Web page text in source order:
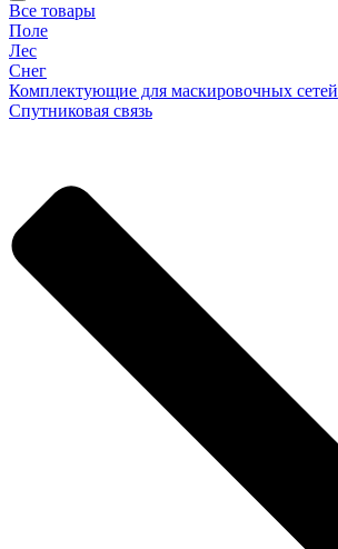
Все товары
Поле
Лес
Снег
Комплектующие для маскировочных сетей
Спутниковая связь